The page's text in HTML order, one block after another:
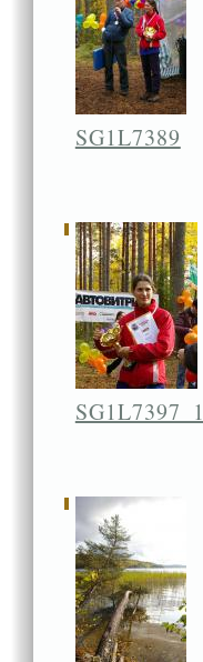
SG1L7389
SG1L7397_1